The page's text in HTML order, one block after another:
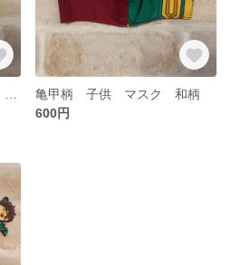
亀甲柄 子供 マスク 和柄
600円